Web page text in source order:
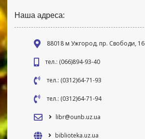
Наша адреса:
88018 м Ужгород, пр. Свободи, 16
тел.: (066)894-93-40
тел.: (0312)64-71-93
тел.: (0312)64-71-94
libr@ounb.uz.ua
biblioteka.uz.ua